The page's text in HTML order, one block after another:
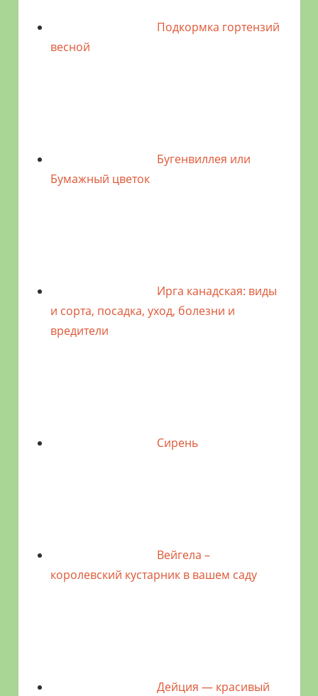
Подкормка гортензий
весной
Бугенвиллея или
Бумажный цветок
Ирга канадская: виды
и сорта, посадка, уход, болезни и
вредители
Сирень
Вейгела –
королевский кустарник в вашем саду
Дейция — красивый